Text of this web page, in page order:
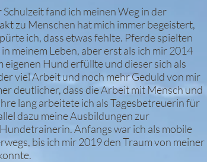
fand ich meinen Weg in der
zu Menschen hat mich immer begeistert,
ich, dass etwas fehlte. Pferde spielten
meinem Leben, aber erst als ich mir 2014
eigenen Hund erfüllte und dieser sich als
viel Arbeit und noch mehr Geduld von mir
deutlicher, dass die Arbeit mit Mensch und
lang arbeitete ich als Tagesbetreuerin für
dazu meine Ausbildungen zur
Anfangs war ich als mobile
bis ich mir 2019 den Traum von meiner